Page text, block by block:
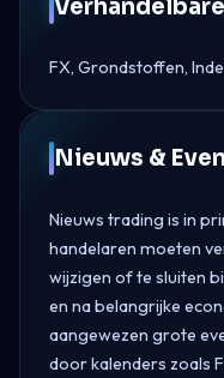
FX, Grondstoffen,
Nieuws &
Nieuws trading is in
handelaren moeten
wijzigen of te sluiten
en na belangrijke
aangewezen grote
door kalenders zoals